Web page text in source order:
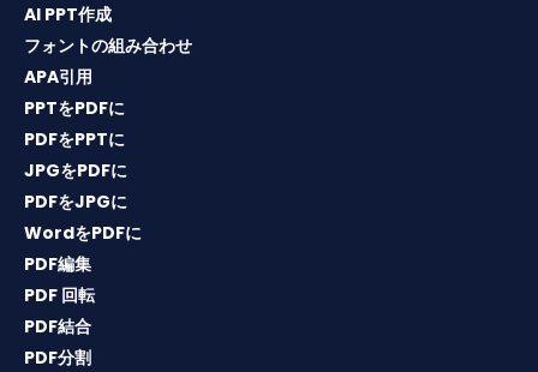
AI PPT作成
フォントの組み合わせ
APA引用
PPTをPDFに
PDFをPPTに
JPGをPDFに
PDFをJPGに
WordをPDFに
PDF編集
PDF 回転
PDF結合
PDF分割